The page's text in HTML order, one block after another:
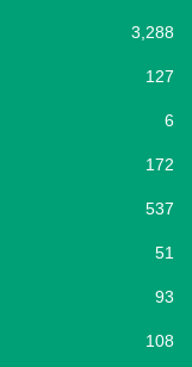
3,288
127
6
172
537
51
93
108